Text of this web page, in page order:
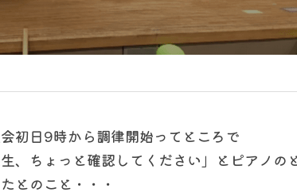
初日9時から調律開始ってところで
、ちょっと確認してください」とピアノの
とのこと・・・